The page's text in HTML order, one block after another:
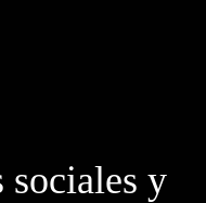
sociales y